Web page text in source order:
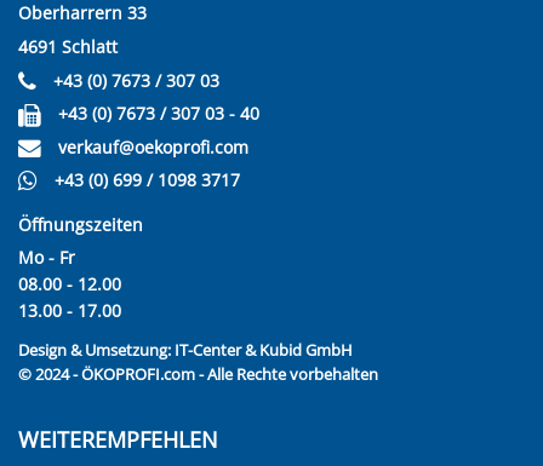
Oberharrern 33
4691 Schlatt
+43 (0) 7673 / 307 03
+43 (0) 7673 / 307 03 - 40
verkauf@oekoprofi.com
+43 (0) 699 / 1098 3717
Öffnungszeiten
Mo - Fr
08.00 - 12.00
13.00 - 17.00
Design & Umsetzung: IT-Center & Kubid GmbH
© 2024 - ÖKOPROFI.com - Alle Rechte vorbehalten
WEITEREMPFEHLEN